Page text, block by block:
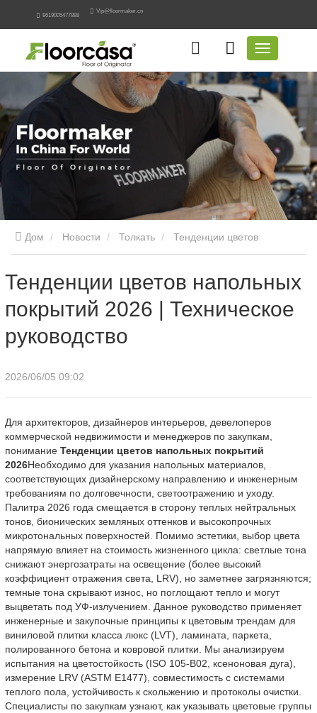
8619005477888
Vip@floormaker.cn
Дом Новости Толкать
Тенденции цветов напольных
покрытий 2026 | Техническое
руководство
2026/06/05 09:02
Для архитекторов, дизайнеров интерьеров, девелоперов
коммерческой недвижимости и менеджеров по закупкам,
понимание Тенденции цветов напольных покрытий
2026Необходимо для указания напольных материалов,
соответствующих дизайнерскому направлению и инженерным
требованиям по долговечности, светоотражению и уходу.
Палитра 2026 года смещается в сторону теплых нейтральных
тонов, бионических земляных оттенков и высокопрочных
микротональных поверхностей. Помимо эстетики, выбор цвета
напрямую влияет на стоимость жизненного цикла: светлые тона
снижают энергозатраты на освещение (более высокий
коэффициент отражения света, LRV), но заметнее загрязняются;
темные тона скрывают износ, но поглощают тепло и могут
выцветать под УФ-излучением. Данное руководство применяет
инженерные и закупочные принципы к цветовым трендам для
виниловой плитки класса люкс (LVT), ламината, паркета,
полированного бетона и ковровой плитки. Мы анализируем
испытания на цветостойкость (ISO 105-B02, ксеноновая дуга),
измерение LRV (ASTM E1477), совместимость с системами
теплого пола, устойчивость к скольжению и протоколы очистки.
Специалисты по закупкам узнают, как указывать цветовые группы